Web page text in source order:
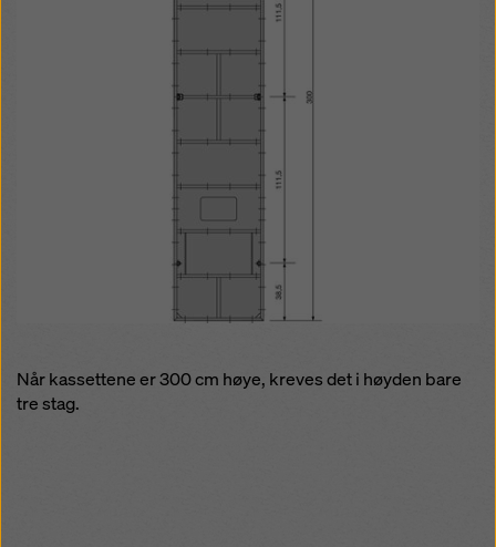
Når kassettene er 300 cm høye, kreves det i høyden bare
tre stag.